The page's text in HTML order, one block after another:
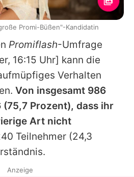
Promiflash-Umfrage
16:15 Uhr] kann die
Verhalten
Von insgesamt 986
Prozent), dass ihr
Art nicht
Teilnehmer (24,3
Promi-Büßen"-Kandidatin
Anzeige